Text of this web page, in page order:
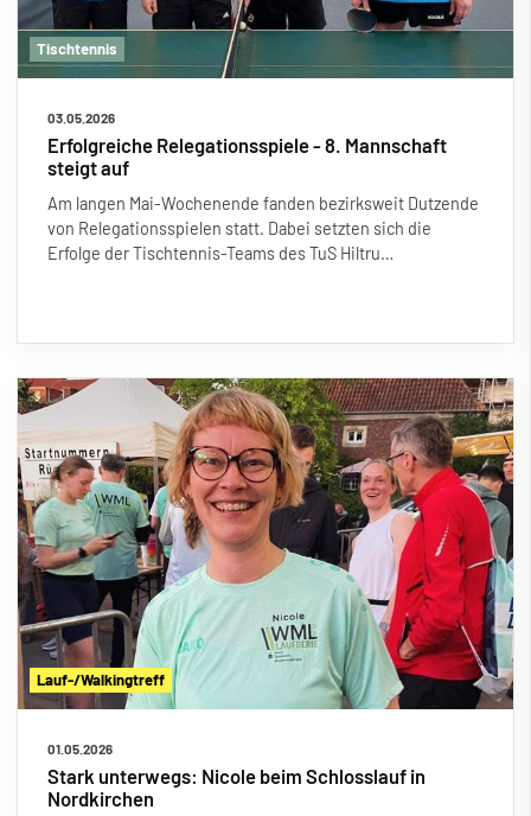
Tischtennis
03.05.2026
Erfolgreiche Relegationsspiele - 8. Mannschaft
steigt auf
Am langen Mai-Wochenende fanden bezirksweit Dutzende
von Relegationsspielen statt. Dabei setzten sich die
Erfolge der Tischtennis-Teams des TuS Hiltru…
Lauf-/Walkingtreff
01.05.2026
Stark unterwegs: Nicole beim Schlosslauf in
Nordkirchen